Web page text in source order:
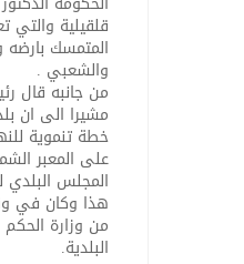
قلقيلية والتي
المتمسك بارضه
والشعبي .
من جانبه قال
مشيرا الى ان
خطة تنموية
المجلس
هذا وكان في
من وزارة
البلدية.